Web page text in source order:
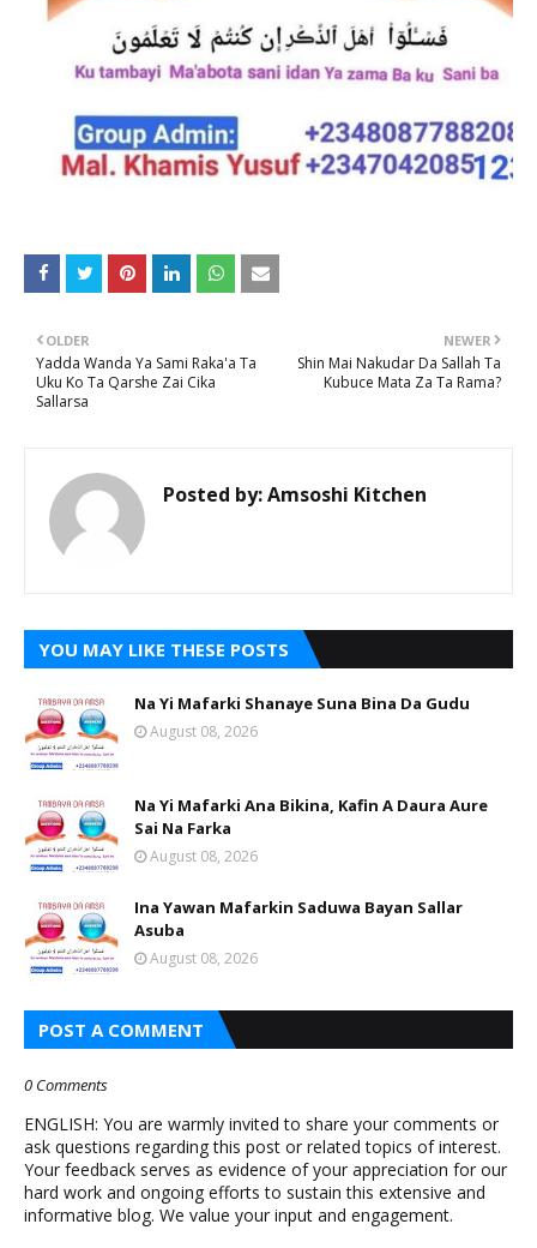
NEWER
Shin Mai Nakudar Da Sallah Ta
Kubuce Mata Za Ta Rama?
OLDER
Yadda Wanda Ya Sami Raka'a Ta
Uku Ko Ta Qarshe Zai Cika
Sallarsa
Posted by:Amsoshi Kitchen
YOU MAY LIKE THESE POSTS
Na Yi Mafarki Shanaye Suna Bina Da Gudu
August 08, 2026
Na Yi Mafarki Ana Bikina, Kafin A Daura Aure
Sai Na Farka
August 08, 2026
Ina Yawan Mafarkin Saduwa Bayan Sallar
Asuba
August 08, 2026
POST A COMMENT
0 Comments
ENGLISH: You are warmly invited to share your comments or
ask questions regarding this post or related topics of interest.
Your feedback serves as evidence of your appreciation for our
hard work and ongoing efforts to sustain this extensive and
informative blog. We value your input and engagement.